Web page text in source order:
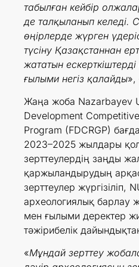
табылған кейбір
де талқыланып келеді.
өңірлерде жүрген
түсіну Қазақстаннан
жататын ескерткіштерді
ғылыми негіз қалайды»,
Жаңа жоба Nazarbayev
Development
Program (FDCRGP)
2023–2025 жылдары
зерттеулердің заңды
қаржыландырудың
зерттеулер жүргізіліп,
археологиялық барлау
мен ғылыми деректер
тәжірибелік
«Мұндай зерттеу